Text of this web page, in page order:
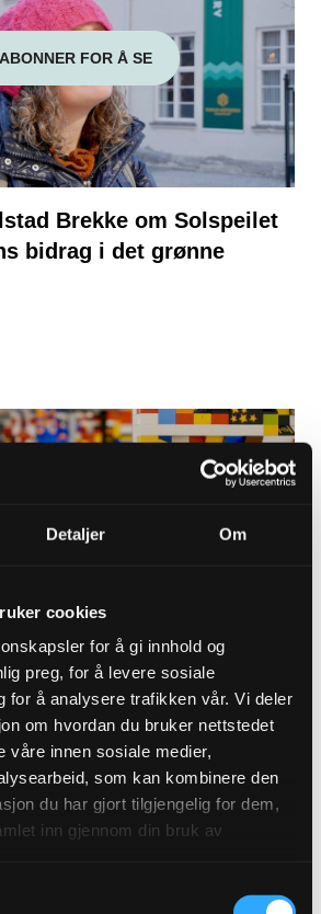
Detaljer Om
cookies
for å gi innhold og
preg, for å levere sosiale
for å analysere trafikken vår. Vi deler
om hvordan du bruker nettstedet
våre innen sosiale medier,
som kan kombinere den
du har gjort tilgjengelig for dem,
inn gjennom din bruk av
ABONNER FOR Å SE
Brekke om Solspeilet
bidrag i det grønne
ABONNER FOR Å SE
politiske spørsmål med
Art space